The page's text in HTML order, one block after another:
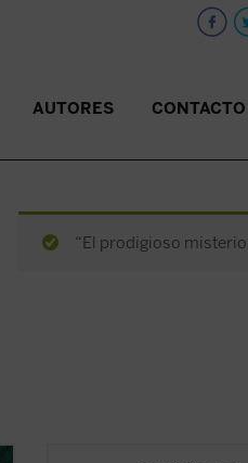
AUTORES CONTACTO
“El prodigioso